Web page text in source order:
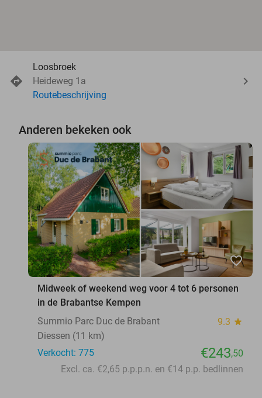
Loosbroek
Heideweg 1a
Routebeschrijving
Anderen bekeken ook
favorite_border
Midweek of weekend weg voor 4 tot 6 personen
in de Brabantse Kempen
Summio Parc Duc de Brabant
9.3 star
Diessen (11 km)
Verkocht: 775
€243,50
Excl. ca. €2,65 p.p.p.n. en €14 p.p. bedlinnen